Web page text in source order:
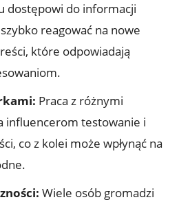
dostępowi do informacji
reagować na nowe
które odpowiadają
Praca z różnymi
influencerom testowanie i
co z kolei może wpłynąć na
Wiele osób gromadzi